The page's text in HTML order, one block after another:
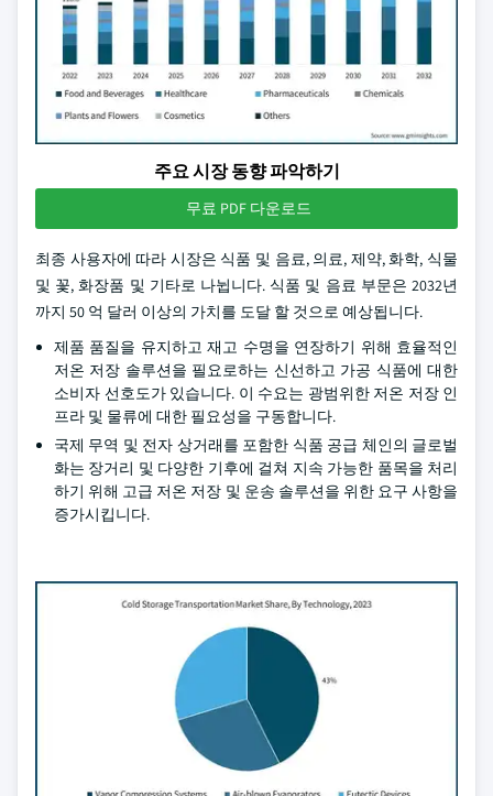
주요 시장 동향 파악하기
무료 PDF 다운로드
최종 사용자에 따라 시장은 식품 및 음료, 의료, 제약, 화학, 식물
및 꽃, 화장품 및 기타로 나뉩니다. 식품 및 음료 부문은 2032년
까지 50 억 달러 이상의 가치를 도달 할 것으로 예상됩니다.
제품 품질을 유지하고 재고 수명을 연장하기 위해 효율적인
저온 저장 솔루션을 필요로하는 신선하고 가공 식품에 대한
소비자 선호도가 있습니다. 이 수요는 광범위한 저온 저장 인
프라 및 물류에 대한 필요성을 구동합니다.
국제 무역 및 전자 상거래를 포함한 식품 공급 체인의 글로벌
화는 장거리 및 다양한 기후에 걸쳐 지속 가능한 품목을 처리
하기 위해 고급 저온 저장 및 운송 솔루션을 위한 요구 사항을
증가시킵니다.